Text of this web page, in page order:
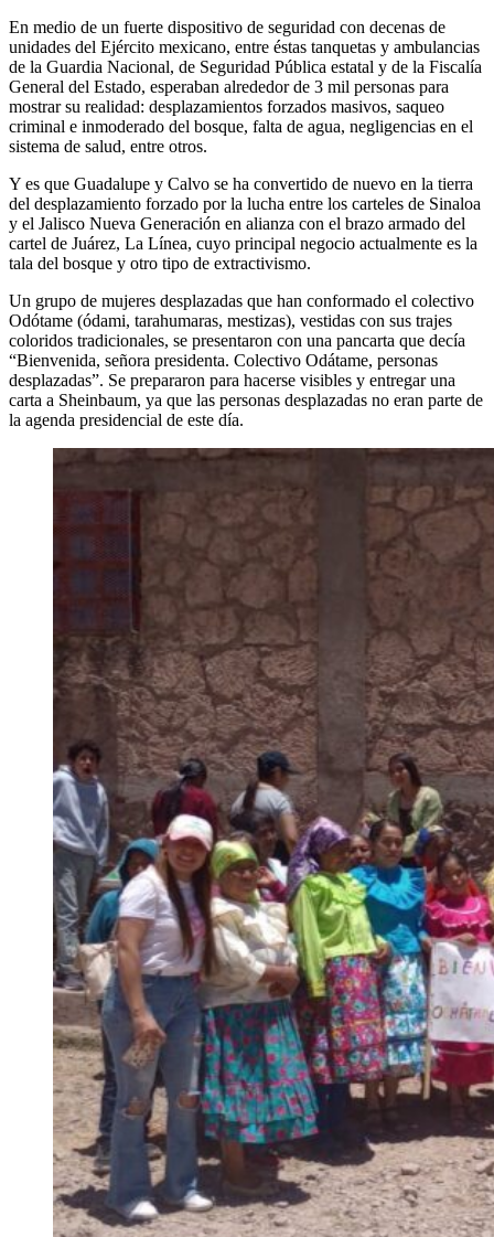
En medio de un fuerte dispositivo de seguridad con decenas de
unidades del Ejército mexicano, entre éstas tanquetas y ambulancias
de la Guardia Nacional, de Seguridad Pública estatal y de la Fiscalía
General del Estado, esperaban alrededor de 3 mil personas para
mostrar su realidad: desplazamientos forzados masivos, saqueo
criminal e inmoderado del bosque, falta de agua, negligencias en el
sistema de salud, entre otros.
Y es que Guadalupe y Calvo se ha convertido de nuevo en la tierra
del desplazamiento forzado por la lucha entre los carteles de Sinaloa
y el Jalisco Nueva Generación en alianza con el brazo armado del
cartel de Juárez, La Línea, cuyo principal negocio actualmente es la
tala del bosque y otro tipo de extractivismo.
Un grupo de mujeres desplazadas que han conformado el colectivo
Odótame (ódami, tarahumaras, mestizas), vestidas con sus trajes
coloridos tradicionales, se presentaron con una pancarta que decía
“Bienvenida, señora presidenta. Colectivo Odátame, personas
desplazadas”. Se prepararon para hacerse visibles y entregar una
carta a Sheinbaum, ya que las personas desplazadas no eran parte de
la agenda presidencial de este día.